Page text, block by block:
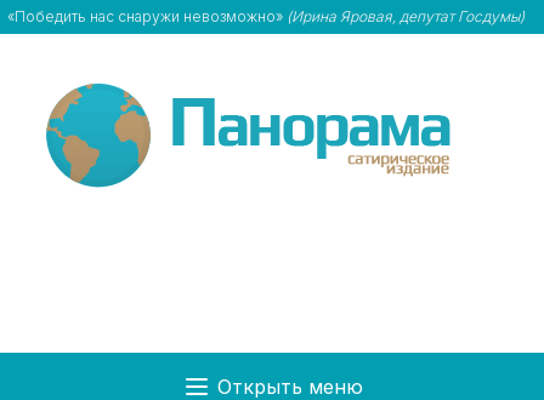
«Победить нас снаружи невозможно» (Ирина Яровая, депутат Госдумы)
Открыть меню